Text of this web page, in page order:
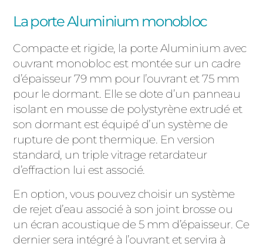
La porte Aluminium monobloc
Compacte et rigide, la porte Aluminium avec
ouvrant monobloc est montée sur un cadre
d’épaisseur 79 mm pour l’ouvrant et 75 mm
pour le dormant. Elle se dote d’un panneau
isolant en mousse de polystyrène extrudé et
son dormant est équipé d’un système de
rupture de pont thermique. En version
standard, un triple vitrage retardateur
d’effraction lui est associé.
En option, vous pouvez choisir un système
de rejet d’eau associé à son joint brosse ou
un écran acoustique de 5 mm d’épaisseur. Ce
dernier sera intégré à l’ouvrant et servira à